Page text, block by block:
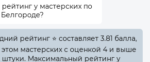
у мастерских по
рейтинг ⭐ составляет 3.81 балла,
мастерских с оценкой 4 и выше
штуки. Максимальный рейтинг у